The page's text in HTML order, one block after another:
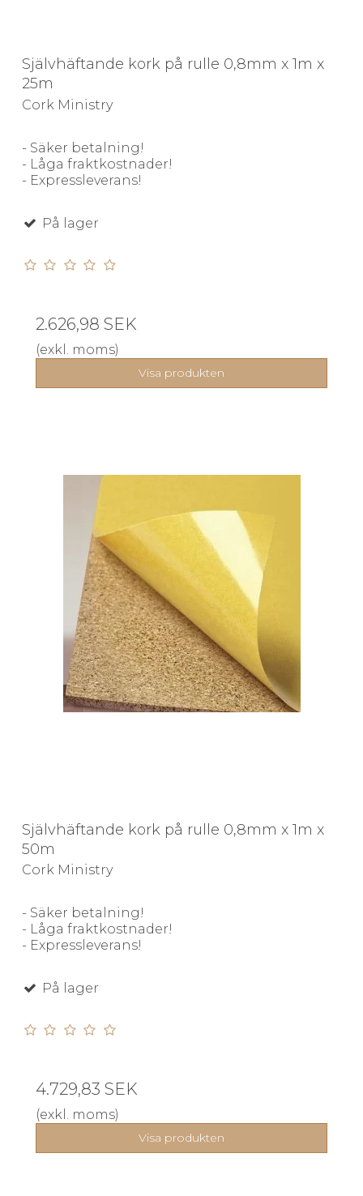
Självhäftande kork på rulle 0,8mm x 1m x
25m
Cork Ministry
- Säker betalning!
- Låga fraktkostnader!
- Expressleverans!
På lager
2.626,98 SEK
(exkl. moms)
Visa produkten
Självhäftande kork på rulle 0,8mm x 1m x
50m
Cork Ministry
- Säker betalning!
- Låga fraktkostnader!
- Expressleverans!
På lager
4.729,83 SEK
(exkl. moms)
Visa produkten